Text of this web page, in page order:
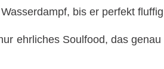
bis er perfekt
ehrliches Soulfood, das